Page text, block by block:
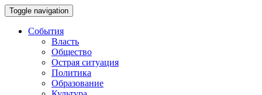
Toggle navigation
События
Власть
Общество
Острая ситуация
Политика
Образование